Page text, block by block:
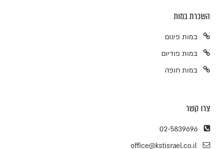
השכרת במות
במות פיגום
במות פודיום
במות חופה
צרו קשר
02-5839696
office@kstisrael.co.il